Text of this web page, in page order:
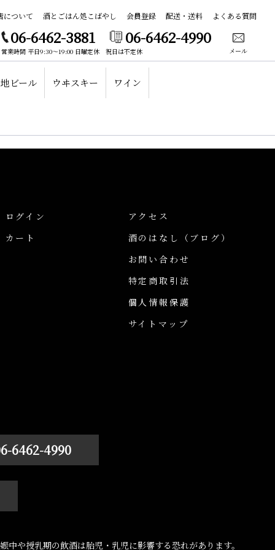
について 酒とごはん処こばやし 会員登録 配送・送料 よくある質問
06-6462-3881
営業時間 平日9:30～19:00 日曜定休 祝日は不定休
06-6462-4990
メール
地ビール ウヰスキー ワイン
ログイン
カート
アクセス
酒のはなし
（ブログ）
お問い合わせ
特定商取引法
個人情報保護
サイトマップ
6462-4990
や授乳期の飲酒は胎児・乳児に影響する恐れがあります。